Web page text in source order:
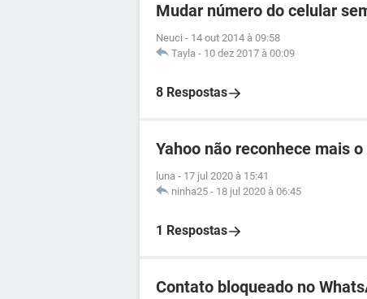
Mudar número do celular
Neuci - 14 out 2014 à 09:58
Tayla - 10 dez 2017 à 00:09
8 Respostas
Yahoo não reconhece mais
luna - 17 jul 2020 à 15:41
ninha25 - 18 jul 2020 à 06:45
1 Respostas
Contato bloqueado no